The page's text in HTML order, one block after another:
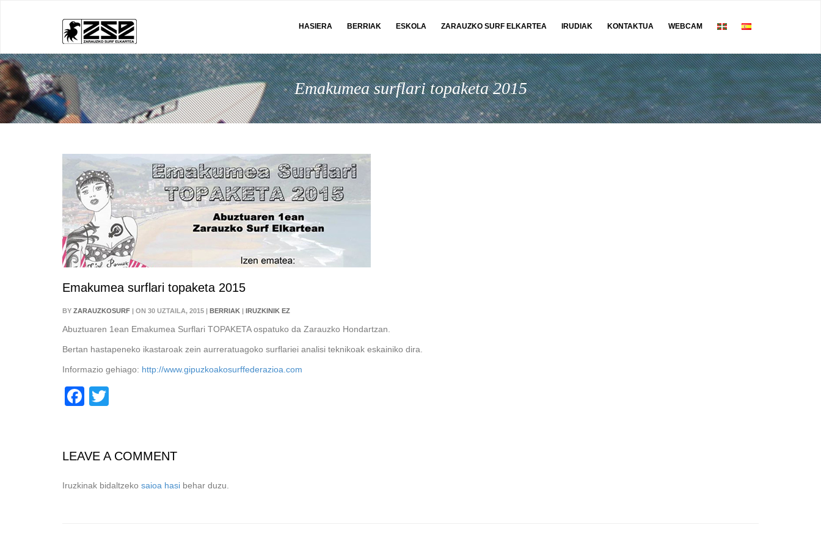
HASIERA BERRIAK ESKOLA ZARAUZKO SURF ELKARTEA IRUDIAK KONTAKTUA WEBCAM
Emakumea surflari topaketa 2015
Emakumea surflari topaketa 2015
BY ZARAUZKOSURF | ON 30 UZTAILA, 2015 | BERRIAK | IRUZKINIK EZ
Abuztuaren 1ean Emakumea Surflari TOPAKETA ospatuko da Zarauzko Hondartzan.
Bertan hastapeneko ikastaroak zein aurreratuagoko surflariei analisi teknikoak eskainiko dira.
Informazio gehiago: http://www.gipuzkoakosurffederazioa.com
Facebook
LEAVE A COMMENT
Iruzkinak bidaltzeko saioa hasi behar duzu.